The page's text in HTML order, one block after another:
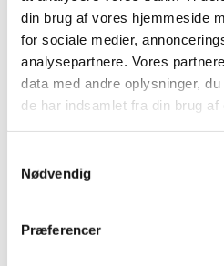
din brug af vores hjemmeside
for sociale medier,
analysepartnere. Vores
data med andre oplysninger,
de har indsamlet fra din brug af
Nødvendig
Præferencer
2022 (20)
2021 (44)
2020 (62)
2019 (20)
2016 (43)
2012 (11)